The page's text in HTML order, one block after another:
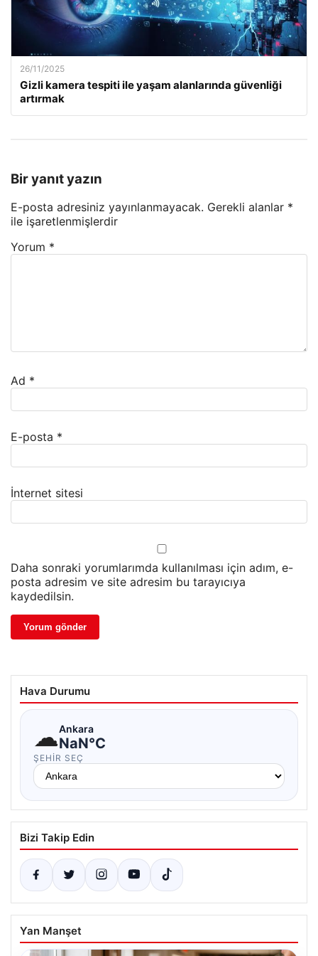
26/11/2025
Gizli kamera tespiti ile yaşam alanlarında güvenliği
artırmak
Bir yanıt yazın
E-posta adresiniz yayınlanmayacak. Gerekli alanlar *
ile işaretlenmişlerdir
Yorum *
Ad *
E-posta *
İnternet sitesi
Daha sonraki yorumlarımda kullanılması için adım, e-
posta adresim ve site adresim bu tarayıcıya
kaydedilsin.
Hava Durumu
☁Ankara
NaN°C
ŞEHIR SEÇ
Bizi Takip Edin
Yan Manşet